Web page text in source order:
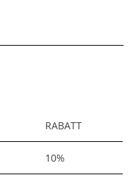
RABATT
10%